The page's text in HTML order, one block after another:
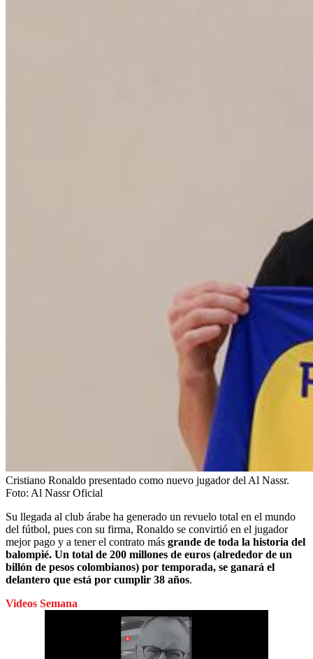
Cristiano Ronaldo presentado como nuevo jugador del Al Nassr.
Foto: Al Nassr Oficial
Su llegada al club árabe ha generado un revuelo total en el mundo
del fútbol, pues con su firma, Ronaldo se convirtió en el jugador
mejor pago y a tener el contrato más grande de toda la historia del
balompié. Un total de 200 millones de euros (alrededor de un
billón de pesos colombianos) por temporada, se ganará el
delantero que está por cumplir 38 años.
Videos Semana